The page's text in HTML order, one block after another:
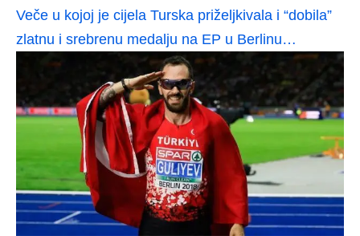
Veče u kojoj je cijela Turska priželjkivala i “dobila”
zlatnu i srebrenu medalju na EP u Berlinu…